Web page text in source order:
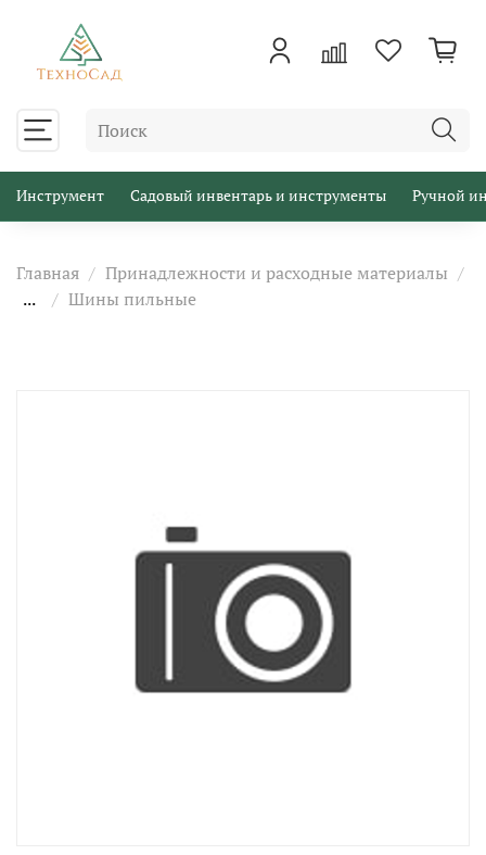
Инструмент Садовый инвентарь и инструменты Ручной
Главная
Принадлежности и расходные материалы
...
Шины пильные